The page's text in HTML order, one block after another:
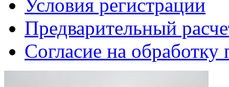
Условия регистрации
Предварительный
Согласие на